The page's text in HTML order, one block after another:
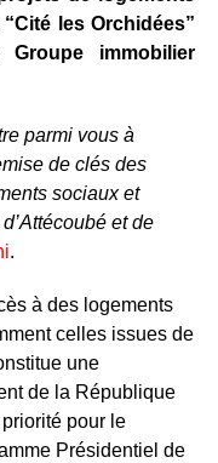
les Orchidées”
immobilier
parmi vous à
de clés des
sociaux et
et de
.
à des logements
celles issues de
une
de la République
pour le
Présidentiel de